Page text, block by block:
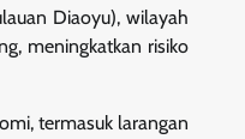
Diaoyu), wilayah
meningkatkan risiko
termasuk larangan